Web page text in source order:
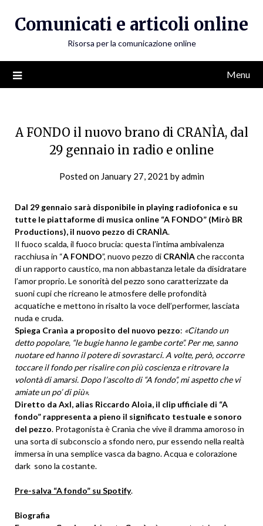
Comunicati e articoli online
Risorsa per la comunicazione online
Menu
A FONDO il nuovo brano di CRANÌA, dal
29 gennaio in radio e online
Posted on January 27, 2021 byadmin
Dal 29 gennaio sarà disponibile in playing radiofonica e su
tutte le piattaforme di musica online “A FONDO” (Mirò BR
Productions), il nuovo pezzo di CRANÌA.
Il fuoco scalda, il fuoco brucia: questa l’intima ambivalenza
racchiusa in “A FONDO”, nuovo pezzo di CRANÌAche racconta
di un rapporto caustico, ma non abbastanza letale da disidratare
l’amor proprio. Le sonorità del pezzo sono caratterizzate da
suoni cupi che ricreano le atmosfere delle profondità
acquatiche e mettono in risalto la voce dell’performer, lasciata
nuda e cruda.
Spiega Cranìa a proposito del nuovo pezzo: «Citando un
detto popolare, “le bugie hanno le gambe corte”. Per me, sanno
nuotare ed hanno il potere di sovrastarci. A volte, però, occorre
toccare il fondo per risalire con più coscienza e ritrovare la
volontà di amarsi. Dopo l’ascolto di “A fondo”, mi aspetto che vi
amiate un po’ di più».
Diretto da Axl, alias Riccardo Aloia, il clip ufficiale di “A
fondo” rappresenta a pieno il significato testuale e sonoro
del pezzo. Protagonista è Cranìa che vive il dramma amoroso in
una sorta di subconscio a sfondo nero, pur essendo nella realtà
immersa in una semplice vasca da bagno. Acqua e colorazione
dark sono la costante.
Pre-salva “A fondo” su Spotify.
Biografia